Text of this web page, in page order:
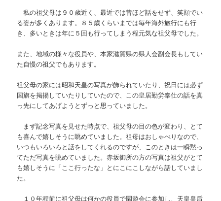
私の祖父母は９０歳近く、最近では昔ほど話をせず、笑顔でい
る姿が多くあります。８５歳くらいまでは毎年海外旅行にも行
き、多いときは年に５回も行ってしまう程元気な祖父母でした。
また、地域の様々な役員や、本家滋賀県の県人会副会長もしてい
た自慢の祖父でもあります。
祖父母の家には昭和天皇の写真が飾られていたり、祝日には必ず
国旗を掲揚していたりしていたので、この皇居勤労奉仕の話を真
っ先にしてあげようとずっと思っていました。
まず記念写真を見せた時点で、祖父母の目の色が変わり、とて
も喜んで嬉しそうに眺めていました。祖母はおしゃべりなので、
いつもいろいろと話をしてくれるのですが、このときは一瞬黙っ
てただ写真を眺めていました。赤坂御所の方の写真は祖父がとて
も嬉しそうに「ここ行ったな」とにこにこしながら話していまし
た。
１０年程前に祖父母は何かの役員で園遊会に参加し、天皇皇后